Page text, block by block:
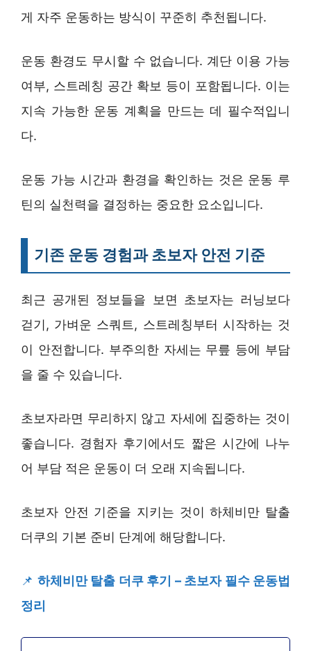
게 자주 운동하는 방식이 꾸준히 추천됩니다.
운동 환경도 무시할 수 없습니다. 계단 이용 가능
여부, 스트레칭 공간 확보 등이 포함됩니다. 이는
지속 가능한 운동 계획을 만드는 데 필수적입니
다.
운동 가능 시간과 환경을 확인하는 것은 운동 루
틴의 실천력을 결정하는 중요한 요소입니다.
기존 운동 경험과 초보자 안전 기준
최근 공개된 정보들을 보면 초보자는 러닝보다
걷기, 가벼운 스쿼트, 스트레칭부터 시작하는 것
이 안전합니다. 부주의한 자세는 무릎 등에 부담
을 줄 수 있습니다.
초보자라면 무리하지 않고 자세에 집중하는 것이
좋습니다. 경험자 후기에서도 짧은 시간에 나누
어 부담 적은 운동이 더 오래 지속됩니다.
초보자 안전 기준을 지키는 것이 하체비만 탈출
더쿠의 기본 준비 단계에 해당합니다.
📌 하체비만 탈출 더쿠 후기 – 초보자 필수 운동법
정리